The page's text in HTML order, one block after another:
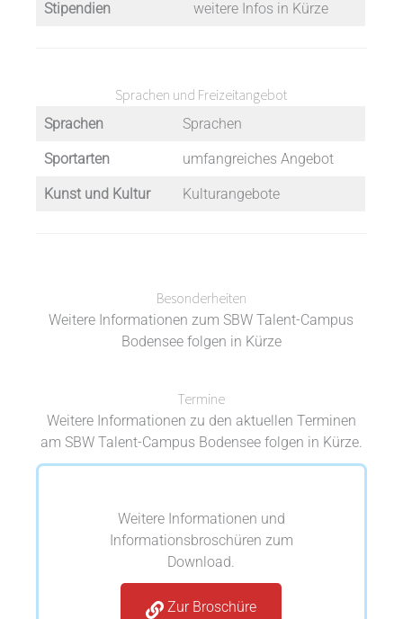
Stipendien weitere Infos in Kürze
Sprachen und Freizeitangebot
Sprachen Sprachen
Sportarten umfangreiches Angebot
Kunst und Kultur Kulturangebote
Besonderheiten
Weitere Informationen zum SBW Talent-Campus
Bodensee folgen in Kürze
Termine
Weitere Informationen zu den aktuellen Terminen
am SBW Talent-Campus Bodensee folgen in Kürze.
Weitere Informationen und
Informationsbroschüren zum
Download.
Zur Broschüre